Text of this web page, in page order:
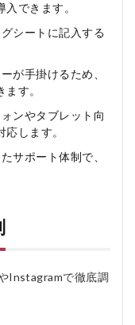
できます。
シートに記入する
が手掛けるため、
す。
ンやタブレット向
します。
サポート体制で、
Instagramで徹底調